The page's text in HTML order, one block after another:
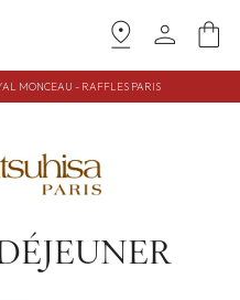
pin_drop person shopping_bag
MONCEAU - RAFFLES PARIS
LA
LIBRAIRIE
redeem